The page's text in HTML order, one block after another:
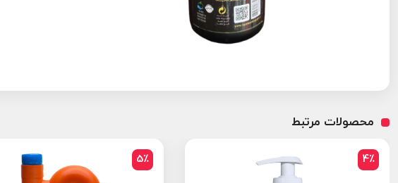
محصولات مرتبط
4٪ 5٪